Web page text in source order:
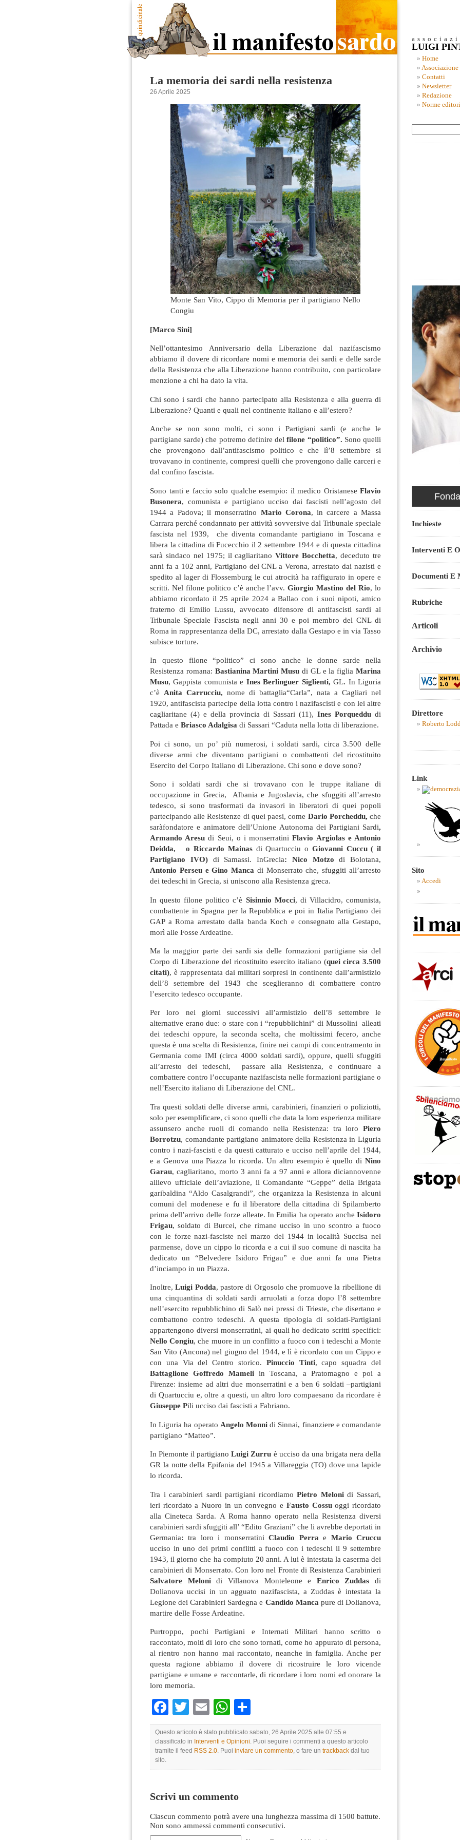
La memoria dei sardi nella resistenza
26 Aprile 2025
Monte San Vito, Cippo di Memoria per il partigiano Nello
Congiu
[Marco Sini]
Nell’ottantesimo Anniversario della Liberazione dal nazifascismo
abbiamo il dovere di ricordare nomi e memoria dei sardi e delle sarde
della Resistenza che alla Liberazione hanno contribuito, con particolare
menzione a chi ha dato la vita.
Chi sono i sardi che hanno partecipato alla Resistenza e alla guerra di
Liberazione? Quanti e quali nel continente italiano e all’estero?
Anche se non sono molti, ci sono i Partigiani sardi (e anche le
partigiane sarde) che potremo definire delfilone “politico”. Sono quelli
che provengono dall’antifascismo politico e che lì’8 settembre si
trovavano in continente, compresi quelli che provengono dalle carceri e
dal confino fascista.
Sono tanti e faccio solo qualche esempio: il medico Oristanese Flavio
Busonera, comunista e partigiano ucciso dai fascisti nell’agosto del
1944 a Padova; il monserratino Mario Corona, in carcere a Massa
Carrara perché condannato per attività sovversive dal Tribunale speciale
fascista nel 1939, che diventa comandante partigiano in Toscana e
libera la cittadina di Fucecchio il 2 settembre 1944 e di questa cittadina
sarà sindaco nel 1975; il cagliaritanoVittore Bocchetta, deceduto tre
anni fa a 102 anni, Partigiano del CNL a Verona, arrestato dai nazisti e
spedito al lager di Flossemburg le cui atrocità ha raffigurato in opere e
scritti. Nel filone politico c’è anche l’avv.Giorgio Mastino del Rio, lo
abbiamo ricordato il 25 aprile 2024 a Ballao con i suoi nipoti, amico
fraterno di Emilio Lussu, avvocato difensore di antifascisti sardi al
Tribunale Speciale Fascista negli anni 30 e poi membro del CNL di
Roma in rappresentanza della DC, arrestato dalla Gestapo e in via Tasso
subisce torture.
In questo filone “politico” ci sono anche le donne sarde nella
Resistenza romana: Bastianina Martini Musu di GL e la figliaMarina
Musu, Gappista comunista e Ines Berlinguer Siglienti,GL. In Liguria
c’è Anita Carrucciu, nome di battaglia“Carla”, nata a Cagliari nel
1920, antifascista partecipe della lotta contro i nazifascisti e con lei altre
cagliaritane (4) e della provincia di Sassari (11), Ines Porqueddu di
Pattada e Briasco Adalgisa di Sassari “Caduta nella lotta di liberazione.
Poi ci sono, un po’ più numerosi, i soldati sardi, circa 3.500 delle
diverse armi che diventano partigiani o combattenti del ricostituito
Esercito del Corpo Italiano di Liberazione. Chi sono e dove sono?
Sono i soldati sardi che si trovavano con le truppe italiane di
occupazione in Grecia, Albania e Jugoslavia, che sfuggiti all’arresto
tedesco, si sono trasformati da invasori in liberatori di quei popoli
partecipando alle Resistenze di quei paesi, come Dario Porcheddu,che
saràfondatore e animatore dell’Unione Autonoma dei Partigiani Sardi,
Armando Aresu di Seui, o i monserratiniFlavio Argiolas e Antonio
Deidda, o Riccardo Mainas di Quartucciu o Giovanni Cuccu ( il
Partigiano IVO) di Samassi. InGrecia: Nico Motzo di Bolotana,
Antonio Perseu e Gino Manca di Monserrato che, sfuggiti all’arresto
dei tedeschi in Grecia, si uniscono alla Resistenza greca.
In questo filone politico c’è Sisinnio Mocci, di Villacidro, comunista,
combattente in Spagna per la Repubblica e poi in Italia Partigiano dei
GAP a Roma arrestato dalla banda Koch e consegnato alla Gestapo,
morì alle Fosse Ardeatine.
Ma la maggior parte dei sardi sia delle formazioni partigiane sia del
Corpo di Liberazione del ricostituito esercito italiano (quei circa 3.500
citati), è rappresentata dai militari sorpresi in continente dall’armistizio
dell’8 settembre del 1943 che sceglieranno di combattere contro
l’esercito tedesco occupante.
Per loro nei giorni successivi all’armistizio dell’8 settembre le
alternative erano due: o stare con i “repubblichini” di Mussolini alleati
dei tedeschi oppure, la seconda scelta, che moltissimi fecero, anche
questa è una scelta di Resistenza, finire nei campi di concentramento in
Germania come IMI (circa 4000 soldati sardi), oppure, quelli sfuggiti
all’arresto dei tedeschi, passare alla Resistenza, e continuare a
combattere contro l’occupante nazifascista nelle formazioni partigiane o
nell’Esercito italiano di Liberazione del CNL.
Tra questi soldati delle diverse armi, carabinieri, finanzieri o poliziotti,
solo per esemplificare, ci sono quelli che data la loro esperienza militare
assunsero anche ruoli di comando nella Resistenza: tra loro Piero
Borrotzu, comandante partigiano animatore della Resistenza in Liguria
contro i nazi-fascisti e da questi catturato e ucciso nell’aprile del 1944,
e a Genova una Piazza lo ricorda. Un altro esempio è quello di Nino
Garau, cagliaritano, morto 3 anni fa a 97 anni e allora diciannovenne
allievo ufficiale dell’aviazione, il Comandante “Geppe” della Brigata
garibaldina “Aldo Casalgrandi”, che organizza la Resistenza in alcuni
comuni del modenese e fu il liberatore della cittadina di Spilamberto
prima dell’arrivo delle forze alleate. In Emilia ha operato anche Isidoro
Frigau, soldato di Burcei, che rimane ucciso in uno scontro a fuoco
con le forze nazi-fasciste nel marzo del 1944 in località Succisa nel
parmense, dove un cippo lo ricorda e a cui il suo comune di nascita ha
dedicato un “Belvedere Isidoro Frigau” e due anni fa una Pietra
d’inciampo in un Piazza.
Inoltre,Luigi Podda, pastore di Orgosolo che promuove la ribellione di
una cinquantina di soldati sardi arruolati a forza dopo l’8 settembre
nell’esercito repubblichino di Salò nei pressi di Trieste, che disertano e
combattono contro tedeschi. A questa tipologia di soldati-Partigiani
appartengono diversi monserratini, ai quali ho dedicato scritti specifici:
Nello Congiu, che muore in un conflitto a fuoco con i tedeschi a Monte
San Vito (Ancona) nel giugno del 1944, e lì è ricordato con un Cippo e
con una Via del Centro storico. Pinuccio Tinti, capo squadra del
Battaglione Goffredo Mameli in Toscana, a Pratomagno e poi a
Firenze: insieme ad altri due monserratini e a ben 6 soldati –partigiani
di Quartucciu e, oltre a questi, un altro loro compaesano da ricordare è
Giuseppe Pili ucciso dai fascisti a Fabriano.
In Liguria ha operato Angelo Monni di Sinnai, finanziere e comandante
partigiano “Matteo”.
In Piemonte il partigianoLuigi Zurru è ucciso da una brigata nera della
GR la notte della Epifania del 1945 a Villareggia (TO) dove una lapide
lo ricorda.
Tra i carabinieri sardi partigiani ricordiamoPietro Melonidi Sassari,
ieri ricordato a Nuoro in un convegno e Fausto Cossuoggi ricordato
alla Cineteca Sarda. A Roma hanno operato nella Resistenza diversi
carabinieri sardi sfuggiti all’ “Edito Graziani” che li avrebbe deportati in
Germania: tra loro i monserratiniClaudio Perra e Mario Cruccu
ucciso in uno dei primi conflitti a fuoco con i tedeschi il 9 settembre
1943, il giorno che ha compiuto 20 anni. A lui è intestata la caserma dei
carabinieri di Monserrato. Con loro nel Fronte di Resistenza Carabinieri
Salvatore Melonidi Villanova Monteleone e Enrico Zuddas di
Dolianova uccisi in un agguato nazifascista, a Zuddas è intestata la
Legione dei Carabinieri Sardegna e Candido Manca pure di Dolianova,
martire delle Fosse Ardeatine.
Purtroppo, pochi Partigiani e Internati Militari hanno scritto o
raccontato, molti di loro che sono tornati, come ho appurato di persona,
al rientro non hanno mai raccontato, neanche in famiglia. Anche per
questa ragione abbiamo il dovere di ricostruire le loro vicende
partigiane e umane e raccontarle, di ricordare i loro nomi ed onorare la
loro memoria.
Facebook
TwitterEmailWhatsApp
Questo articolo è stato pubblicato sabato, 26 Aprile 2025 alle 07:55 e
classificato in Interventi e Opinioni. Puoi seguire i commenti a questo articolo
tramite il feed RSS 2.0. Puoi inviare un commento, o fare un trackback dal tuo
sito.
Scrivi un commento
Ciascun commento potrà avere una lunghezza massima di 1500 battute.
Non sono ammessi commenti consecutivi.
LUIGI
Home
Associazione
Contatti
Newsletter
Redazione
Norme
Inchieste
Interventi E
Documenti E
Rubriche
Articoli
Archivio
Direttore
Roberto
Link
Sito
Accedi